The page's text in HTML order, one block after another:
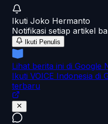
Ikuti Joko Hermanto
Notifikasi setiap artikel
Ikuti Penulis
Lihat berita ini di Google
Ikuti VOICE Indonesia di
terbaru